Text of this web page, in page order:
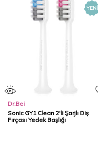
YENI
Dr.Bei
Sonic GY1 Clean 2'li Şarjlı Diş
Fırçası Yedek Başlığı